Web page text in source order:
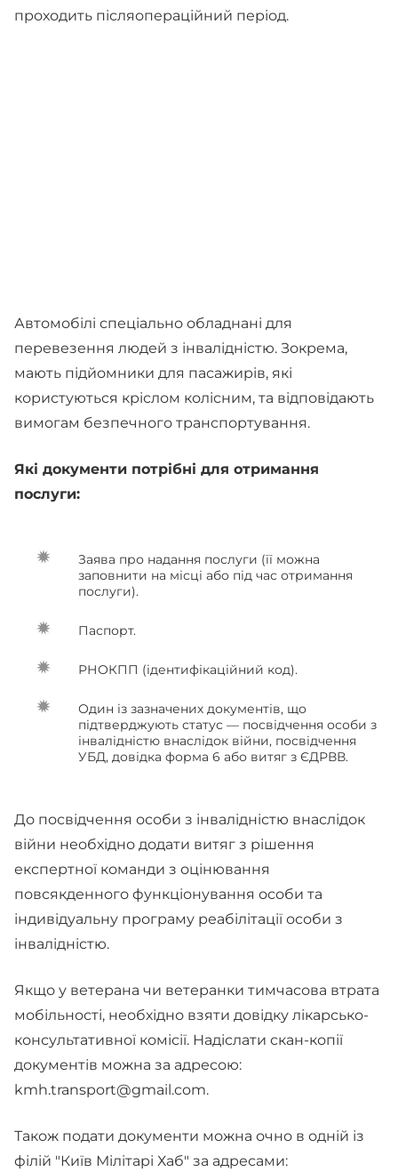
проходить післяопераційний період.
Автомобілі спеціально обладнані для
перевезення людей з інвалідністю. Зокрема,
мають підйомники для пасажирів, які
користуються кріслом колісним, та відповідають
вимогам безпечного транспортування.
Які документи потрібні для отримання
послуги:
Заява про надання послуги (її можна
заповнити на місці або під час отримання
послуги).
Паспорт.
РНОКПП (ідентифікаційний код).
Один із зазначених документів, що
підтверджують статус — посвідчення особи з
інвалідністю внаслідок війни, посвідчення
УБД, довідка форма 6 або витяг з ЄДРВВ.
До посвідчення особи з інвалідністю внаслідок
війни необхідно додати витяг з рішення
експертної команди з оцінювання
повсякденного функціонування особи та
індивідуальну програму реабілітації особи з
інвалідністю.
Якщо у ветерана чи ветеранки тимчасова втрата
мобільності, необхідно взяти довідку лікарсько-
консультативної комісії. Надіслати скан-копії
документів можна за адресою:
kmh.transport@gmail.com.
Також подати документи можна очно в одній із
філій "Київ Мілітарі Хаб" за адресами: